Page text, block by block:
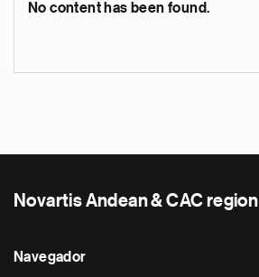
No content has been found.
Novartis Andean & CAC region
Navegador